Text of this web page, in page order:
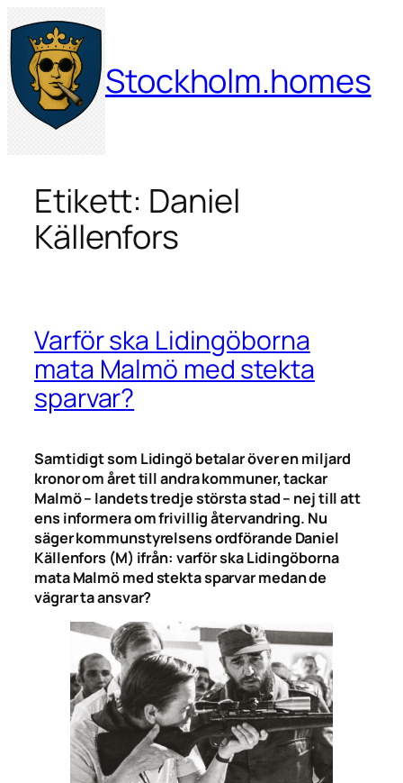
Hoppa
till
innehåll
Stockholm.homes
Etikett: Daniel
Källenfors
Varför ska Lidingöborna
mata Malmö med stekta
sparvar?
Samtidigt som Lidingö betalar över en miljard
kronor om året till andra kommuner, tackar
Malmö – landets tredje största stad – nej till att
ens informera om frivillig återvandring. Nu
säger kommunstyrelsens ordförande Daniel
Källenfors (M) ifrån: varför ska Lidingöborna
mata Malmö med stekta sparvar medan de
vägrar ta ansvar?